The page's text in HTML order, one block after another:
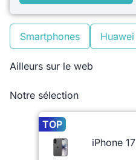
Smartphones Huawei
Ailleurs sur le web
Notre sélection
TOP
iPhone 17